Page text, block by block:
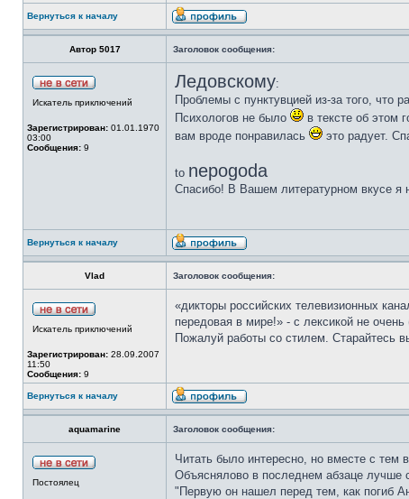
Вернуться к началу
Автор 5017 Заголовок сообщения:
Искатель приключений
Зарегистрирован: 01.01.1970
03:00
Сообщения: 9
Ледовскому:
Проблемы с пунктувцией из-за того, что
Психологов не было
в тексте об этом
вам вроде понравилась
это радует.
to nepogoda
Спасибо! В Вашем литературном вкусе
Вернуться к началу
Vlad Заголовок сообщения:
Искатель приключений
Зарегистрирован: 28.09.2007
11:50
Сообщения: 9
«дикторы российских телевизионных
передовая в мире!» - с лексикой не
Пожалуй работы со стилем. Старайтесь
Вернуться к началу
aquamarine Заголовок сообщения:
Постоялец
Читать было интересно, но вместе с тем
Объяснялово в последнем абзаце лучше
"Первую он нашел перед тем, как погиб